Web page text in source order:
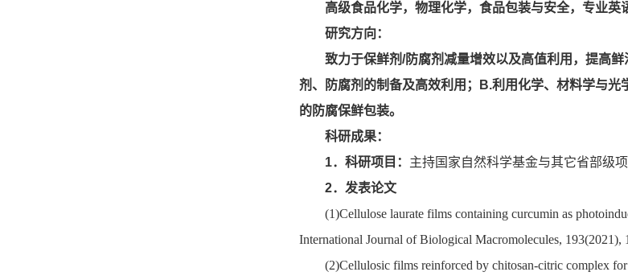
高级食品化学，物理化学，食品包装与安全，专业英
研究方向：
致力于保鲜剂/防腐剂减量增效以及高值利用，提高
剂、防腐剂的制备及高效利用；B.利用化学、材料学与
的防腐保鲜包装。
科研成果：
1． 科研项目 ： 主持国家自然科学基金与其它省部级
2． 发表论文
(1)Cellulose laurate films containing curcumin as
International Journal of Biological Macromolecules, 193(2021),
(2)Cellulosic films reinforced by chitosan-citric complex